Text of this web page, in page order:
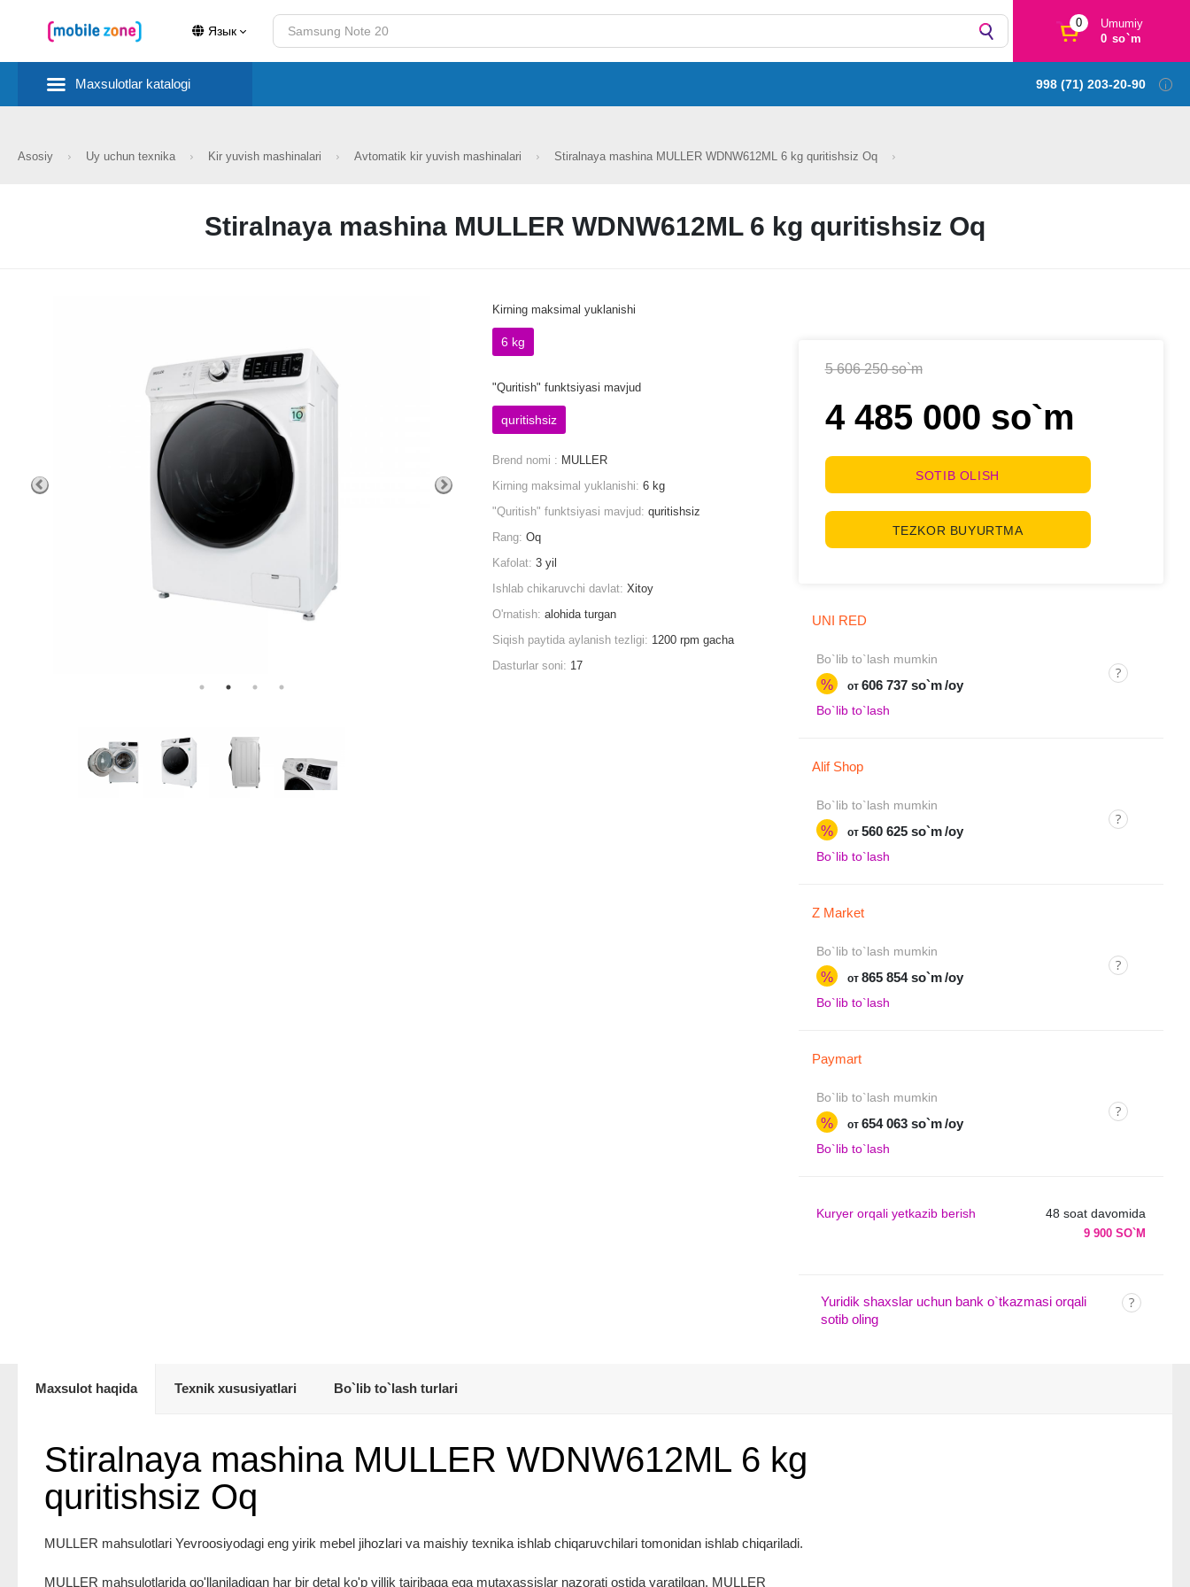
Язык
0
Umumiy
0 so`m
Maxsulotlar katalogi 998 (71) 203-20-90
Asosiy Uy uchun texnika Kir yuvish mashinalari Avtomatik kir yuvish mashinalari Stiralnaya mashina MULLER WDNW612ML 6 kg quritishsiz Oq
Stiralnaya mashina MULLER WDNW612ML 6 kg quritishsiz Oq
5 606 250 so`m
4 485 000 so`m
SOTIB OLISH
TEZKOR BUYURTMA
UNI RED
Bo`lib to`lash mumkin
% от 606 737 so`m /oy
Bo`lib to`lash
Alif Shop
Bo`lib to`lash mumkin
% от 560 625 so`m /oy
Bo`lib to`lash
Z Market
Bo`lib to`lash mumkin
% от 865 854 so`m /oy
Bo`lib to`lash
Paymart
Bo`lib to`lash mumkin
% от 654 063 so`m /oy
Bo`lib to`lash
Kuryer orqali yetkazib berish 48 soat davomida
9 900 SO`M
Yuridik shaxslar uchun bank o`tkazmasi orqali
sotib oling
Kirning maksimal yuklanishi
6 kg
"Quritish" funktsiyasi mavjud
quritishsiz
Brend nomi : MULLER
Kirning maksimal yuklanishi:6 kg
"Quritish" funktsiyasi mavjud:quritishsiz
Rang:Oq
Kafolat:3 yil
Ishlab chikaruvchi davlat:Xitoy
O'rnatish:alohida turgan
Siqish paytida aylanish tezligi: 1200 rpm gacha
Dasturlar soni: 17
Maxsulot haqida Texnik xususiyatlari Bo`lib to`lash turlari
Stiralnaya mashina MULLER WDNW612ML 6 kg
quritishsiz Oq
MULLER mahsulotlari Yevroosiyodagi eng yirik mebel jihozlari va maishiy texnika ishlab chiqaruvchilari tomonidan ishlab chiqariladi.
MULLER mahsulotlarida qo'llaniladigan har bir detal ko'p yillik tajribaga ega mutaxassislar nazorati ostida yaratilgan. MULLER